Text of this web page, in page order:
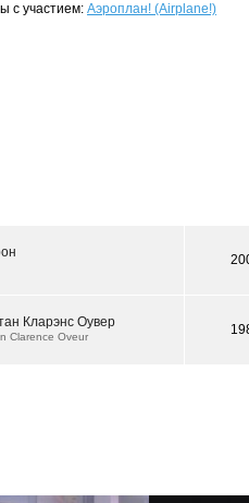
с участием: Аэроплан! (Airplane!)
Кларэнс Оувер
Clarence Oveur